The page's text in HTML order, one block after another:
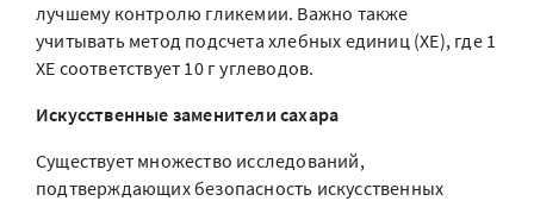
лучшему контролю гликемии. Важно также
учитывать метод подсчета хлебных единиц (ХЕ), где 1
ХЕ соответствует 10 г углеводов.
Искусственные заменители сахара
Существует множество исследований,
подтверждающих безопасность искусственных